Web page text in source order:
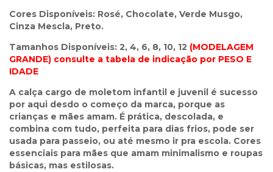
Cores Disponíveis: Rosé, Chocolate, Verde Musgo,
Cinza Mescla, Preto.
Tamanhos Disponíveis: 2, 4, 6, 8, 10, 12 (MODELAGEM
GRANDE) consulte a tabela de indicação por PESO E
IDADE
A calça cargo de moletom infantil e juvenil é sucesso
por aqui desdo o começo da marca, porque as
crianças e mães amam. É prática, descolada, e
combina com tudo, perfeita para dias frios, pode ser
usada para passeio, ou até mesmo ir pra escola. Cores
essenciais para mães que amam minimalismo e roupas
básicas, mas estilosas.